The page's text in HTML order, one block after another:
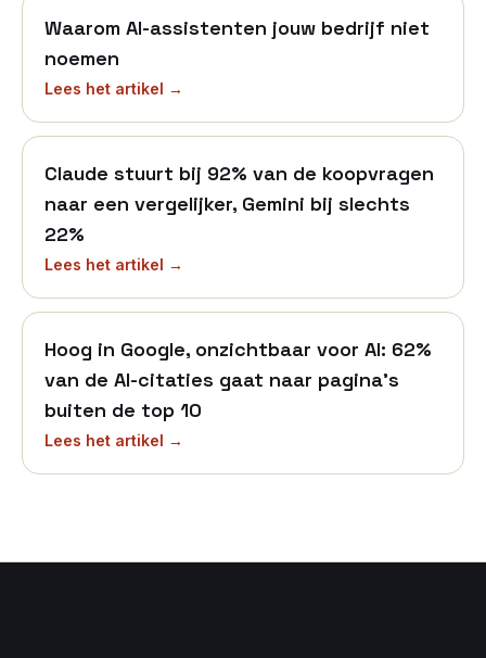
Waarom AI-assistenten jouw bedrijf niet
noemen
Lees het artikel →
Claude stuurt bij 92% van de koopvragen
naar een vergelijker, Gemini bij slechts
22%
Lees het artikel →
Hoog in Google, onzichtbaar voor AI: 62%
van de AI-citaties gaat naar pagina's
buiten de top 10
Lees het artikel →